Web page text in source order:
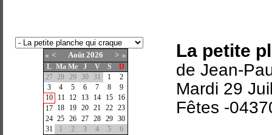
« < Août 2026 > »
L Ma Me J V S
D
27 28 29 30 31 1
2
3
4 5 6 7 8
9
10
11 12 13 14 15
16
17 18 19 20 21 22 23
24 25 26 27 28 29 30
31
1 2 3 4 5 6
La petite
de Jean-
Mardi 29
Fêtes -